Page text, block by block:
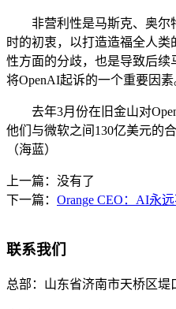
非营利性是马斯克、奥尔
时的初衷，以打造造福全人类
性方面的分歧，也是导致后续
将OpenAI起诉的一个重要因素
去年3月份在旧金山对
他们与微软之间130亿美元的
（海蓝）
上一篇：没有了
下一篇： Orange CEO：AI永
联系我们
总部： 山东省济南市天桥区堤